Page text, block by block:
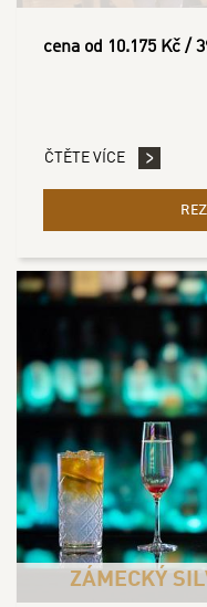
cena od 10.175 Kč /
ČTĚTE VÍCE
ZÁMECKÝ